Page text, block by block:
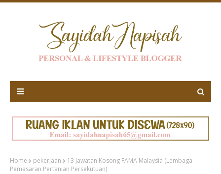
Home pekerjaan
13 Jawatan Kosong FAMA Malaysia (Lembaga
Pemasaran Pertanian Persekutuan)